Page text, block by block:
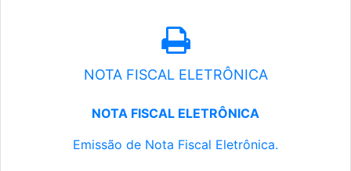
NOTA FISCAL ELETRÔNICA
NOTA FISCAL ELETRÔNICA
Emissão de Nota Fiscal Eletrônica.